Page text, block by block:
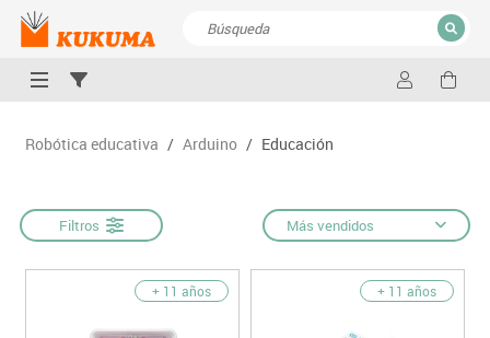
CERRAR
Robótica educativa / Arduino / Educación
Filtros Más vendidos
+ 11 años + 11 años